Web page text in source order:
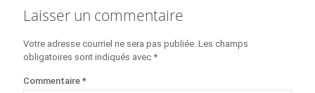
Laisser un commentaire
Votre adresse courriel ne sera pas publiée. Les champs
obligatoires sont indiqués avec *
Commentaire *